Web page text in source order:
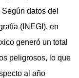
datos del
(INEGI), en
generó un total
peligrosos, lo que
al año